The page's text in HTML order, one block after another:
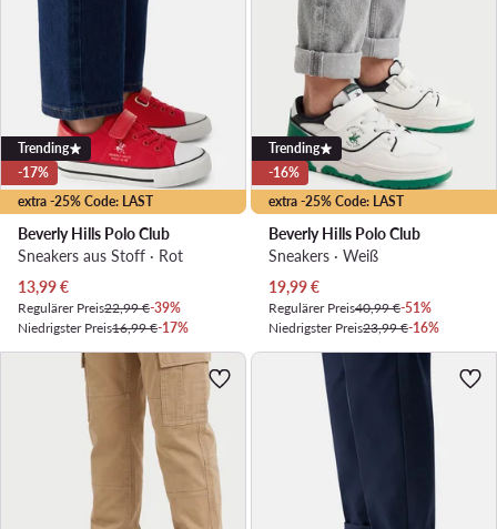
extra -25% Code: LAST
Trending
-17%
Beverly Hills Polo Club
Sneakers aus Stoff · Rot
Aktueller Preis
13,99€
Regulärer Preis22,99 €-39%
Niedrigster Preis16,99 €-17%
extra -25% Code: LAST
Trending
-16%
Beverly Hills Polo Club
Sneakers · Weiß
Aktueller Preis
19,99€
Regulärer Preis40,99 €-51%
Niedrigster Preis23,99 €-16%